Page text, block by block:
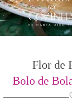
Flor de
Bolo de